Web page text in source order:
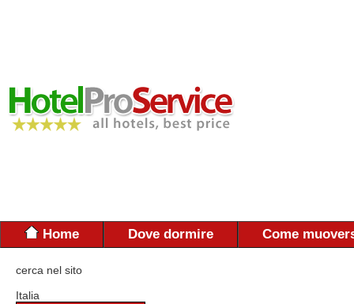
Home Dove dormire Come
cerca nel sito
Italia